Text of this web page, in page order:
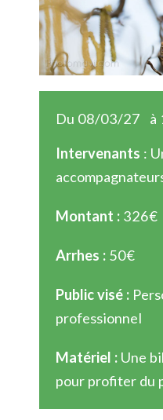
Du 08/03/27 à
Intervenants :
Montant : 326€
Arrhes : 50€
Public visé :
professionnel
Matériel : Une
pour profiter du